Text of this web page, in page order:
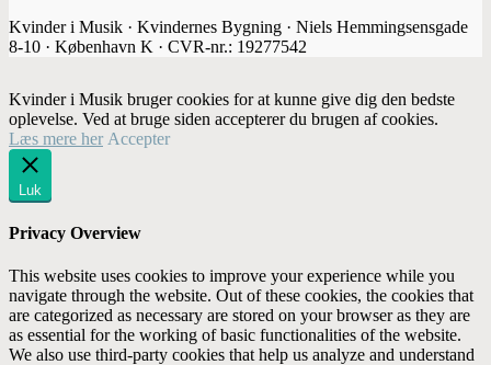
Kvinder i Musik · Kvindernes Bygning · Niels Hemmingsensgade
8-10 · København K · CVR-nr.: 19277542
Kvinder i Musik bruger cookies for at kunne give dig den bedste
oplevelse. Ved at bruge siden accepterer du brugen af cookies.
Læs mere her Accepter
Luk
Privacy Overview
This website uses cookies to improve your experience while you
navigate through the website. Out of these cookies, the cookies that
are categorized as necessary are stored on your browser as they are
as essential for the working of basic functionalities of the website.
We also use third-party cookies that help us analyze and understand